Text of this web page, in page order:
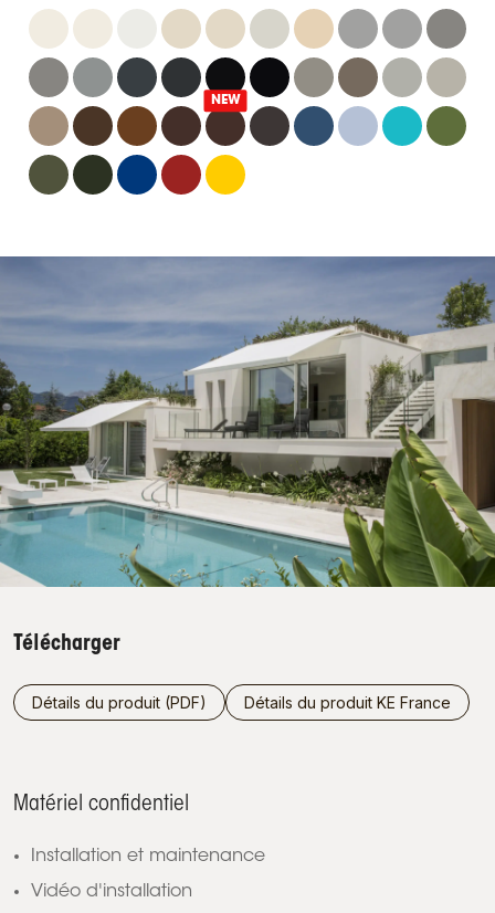
Télécharger
Détails du produit (PDF) Détails du produit KE France
Matériel confidentiel
Installation et maintenance
Vidéo d'installation